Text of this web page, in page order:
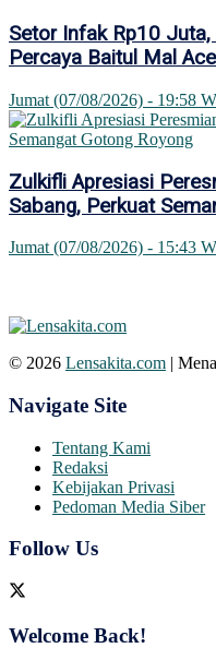
Setor Infak Rp10 Juta,
Percaya Baitul Mal
Jumat (07/08/2026) - 19:58
Zulkifli Apresiasi
Sabang, Perkuat
Jumat (07/08/2026) - 15:43
© 2026 Lensakita.com |
Navigate Site
Tentang Kami
Redaksi
Kebijakan Privasi
Pedoman Media Siber
Follow Us
Welcome Back!